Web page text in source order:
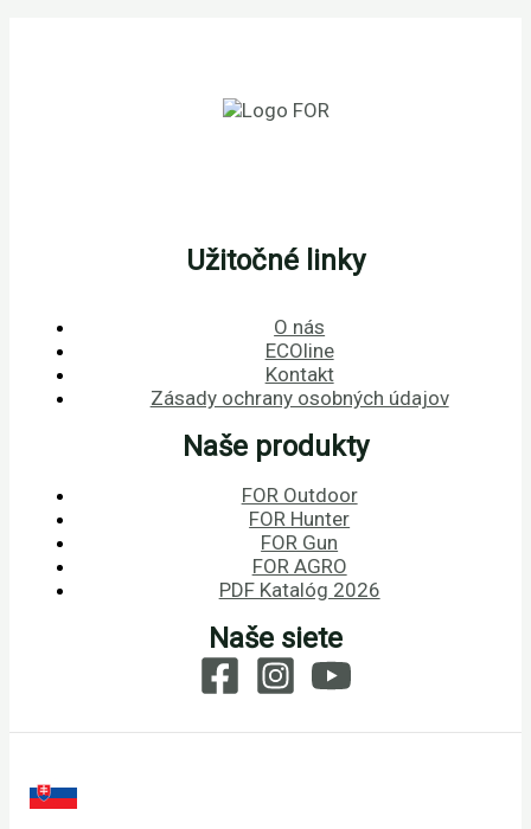
Užitočné linky
O nás
ECOline
Kontakt
Zásady ochrany osobných údajov
Naše produkty
FOR Outdoor
FOR Hunter
FOR Gun
FOR AGRO
PDF Katalóg 2026
Naše siete